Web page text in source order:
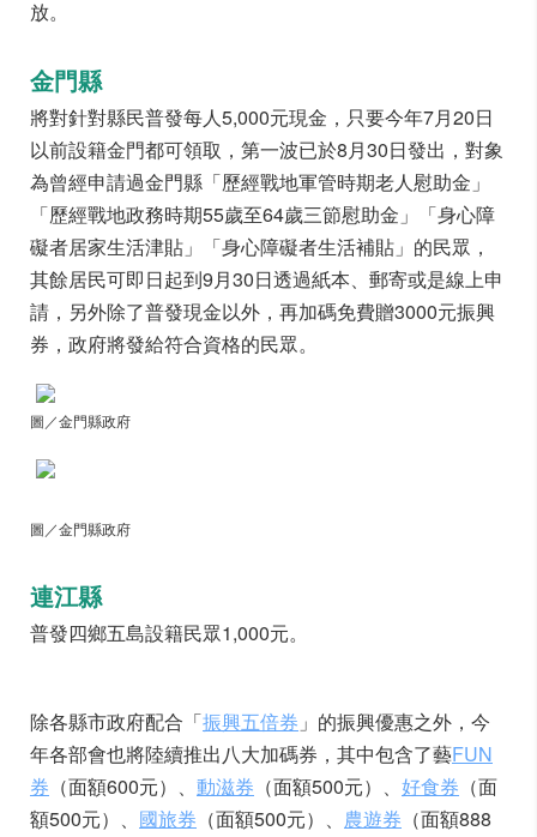
放。
金門縣
將對針對縣民普發每人5,000元現金，只要今年7月20日
以前設籍金門都可領取，第一波已於8月30日發出，對象
為曾經申請過金門縣「歷經戰地軍管時期老人慰助金」
「歷經戰地政務時期55歲至64歲三節慰助金」「身心障
礙者居家生活津貼」「身心障礙者生活補貼」的民眾，
其餘居民可即日起到9月30日透過紙本、郵寄或是線上申
請，另外除了普發現金以外，再加碼免費贈3000元振興
券，政府將發給符合資格的民眾。
圖／金門縣政府
圖／金門縣政府
連江縣
普發四鄉五島設籍民眾1,000元。
除各縣市政府配合「振興五倍券 」的振興優惠之外，今
年各部會也將陸續推出八大加碼券，其中包含了藝FUN
券 （面額600元）、 動滋券 （面額500元）、 好食券 （面
額500元）、 國旅券 （面額500元）、 農遊券 （面額888